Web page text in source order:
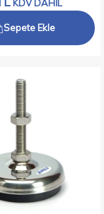
KDV DAHİL
Sepete Ekle